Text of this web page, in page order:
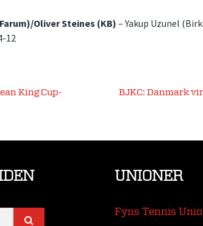
Oliver Steines (KB)– Yakup Uzunel
12
King Cup-
BJKC: Danmark
UNIONER
Fyns Tennis